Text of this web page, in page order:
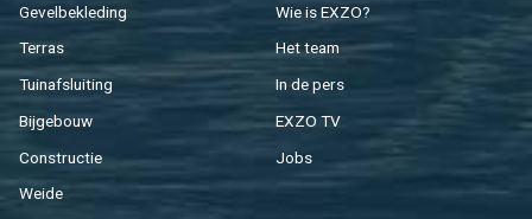
Ge­vel­be­kle­ding
Ter­ras
Tuin­af­slui­ting
Bij­ge­bouw
Con­struc­tie
Weide
Wie is EXZO?
Het team
In de pers
EXZO TV
Jobs